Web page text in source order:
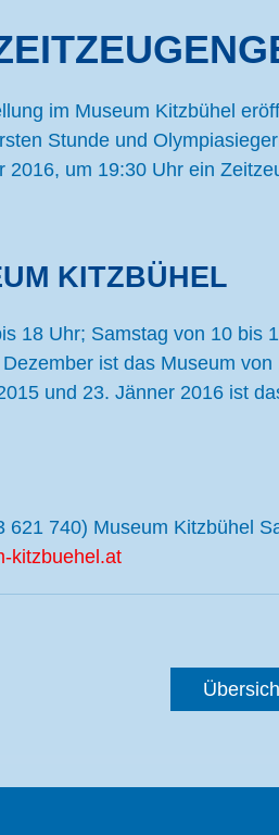
im Museum Kitzbühel
Stunde und
um 19:30 Uhr ein
KITZBÜHEL
18 Uhr; Samstag von 10
ist das Museum
und 23. Jänner 2016 ist
740) Museum Kitzbühel
kitzbuehel.at